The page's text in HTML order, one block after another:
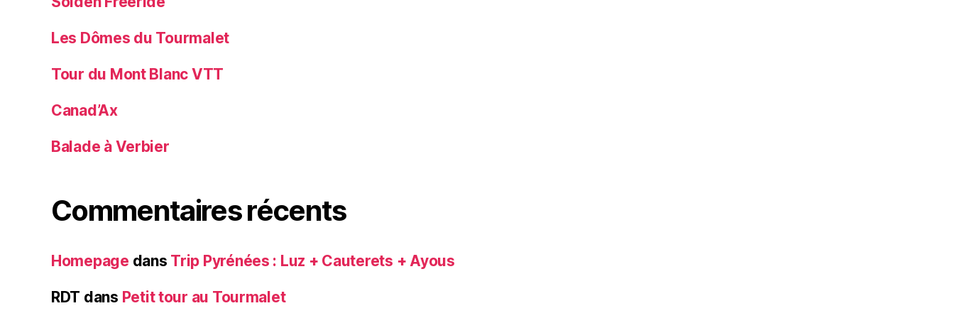
Les Dômes du Tourmalet
Tour du Mont Blanc VTT
Canad’Ax
Balade à Verbier
Commentaires récents
Homepage dans Trip Pyrénées : Luz + Cauterets + Ayous
RDT dans Petit tour au Tourmalet